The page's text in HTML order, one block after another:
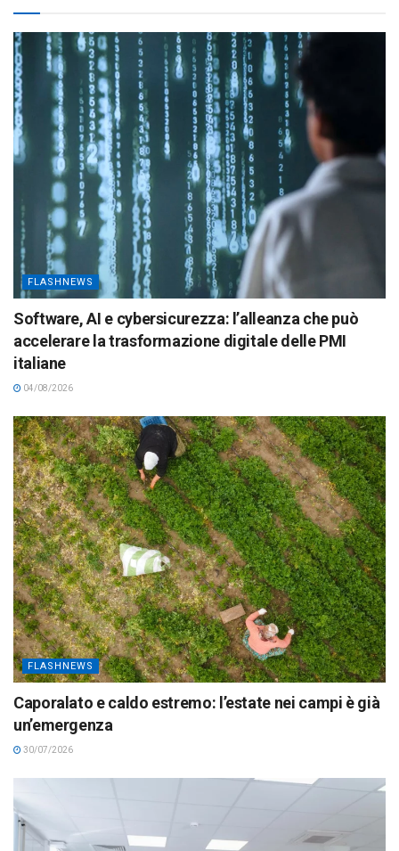
FLASHNEWS
Software, AI e cybersicurezza: l’alleanza che può
accelerare la trasformazione digitale delle PMI
italiane
04/08/2026
FLASHNEWS
Caporalato e caldo estremo: l’estate nei campi è già
un’emergenza
30/07/2026